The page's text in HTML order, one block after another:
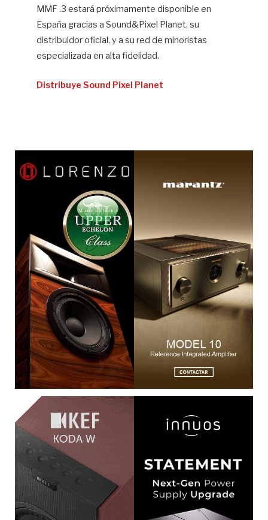
MMF .3 estará próximamente disponible en
España gracias a Sound&Pixel Planet, su
distribuidor oficial, y a su red de minoristas
especializada en alta fidelidad.
Distribuye Sound Pixel Planet